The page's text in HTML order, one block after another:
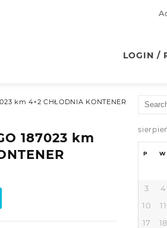
LOGIN /
km 4×2 CHŁODNIA KONTENER
187023 km
Search
P W
3
4
10
11
17
18